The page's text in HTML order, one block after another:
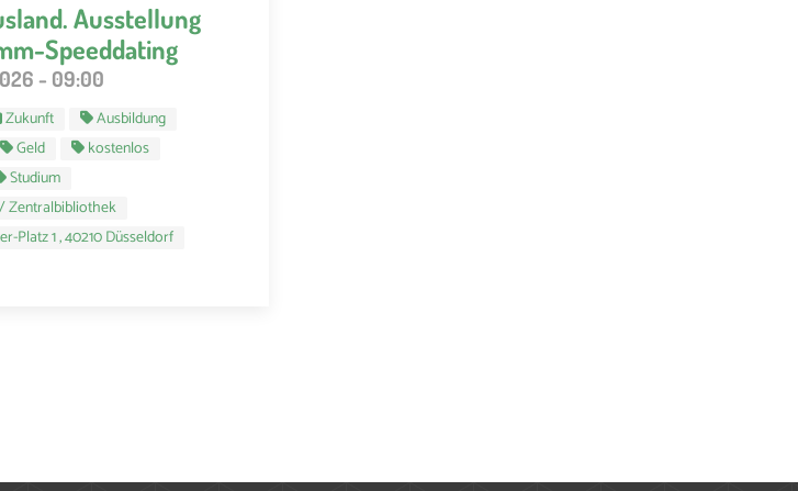
Ausstellung
Speeddating
- 09:00
Zukunft
Ausbildung
Geld
kostenlos
Studium
Zentralbibliothek
Platz 1 , 40210 Düsseldorf